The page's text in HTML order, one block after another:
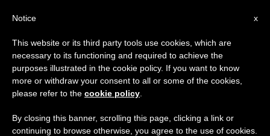
باباوات
x
Notice
This website or its third party tools use cookies, which are
necessary to its functioning and required to achieve the
purposes illustrated in the cookie policy. If you want to know
more or withdraw your consent to all or some of the cookies,
please refer to the cookie policy
By closing this banner, scrolling this page, clicking a link or
continuing to browse otherwise, you agree to the use of cookies.